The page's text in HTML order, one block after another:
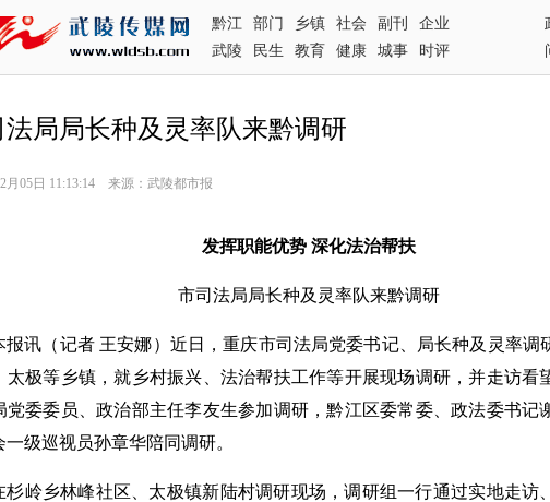
黔江 部门 乡镇 社会 副刊
企业
武陵
民生 教育 健康 城事 时评
法局局长种及灵率队来黔调研
月05日 11:13:14 来源：武陵都市报
发挥职能优势 深化法治帮扶
市司法局局长种及灵率队来黔调研
报讯（记者 王安娜）近日，重庆市司法局党委书记、局长种及灵率调
太极等乡镇，就乡村振兴、法治帮扶工作等开展现场调研，并走访看
党委委员、政治部主任李友生参加调研，黔江区委常委、政法委书记
一级巡视员孙章华陪同调研。
杉岭乡林峰社区、太极镇新陆村调研现场，调研组一行通过实地走访